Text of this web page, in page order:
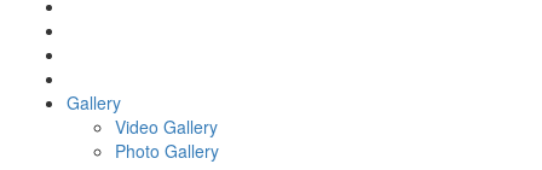
Gallery
Video Gallery
Photo Gallery